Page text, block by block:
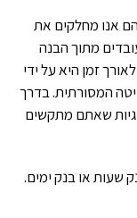
אנו מחלקים את
מתוך הבנה
זמן היא על ידי
המסורתית. בדרך
שאתם מתקשים
שעות או בנק ימים.